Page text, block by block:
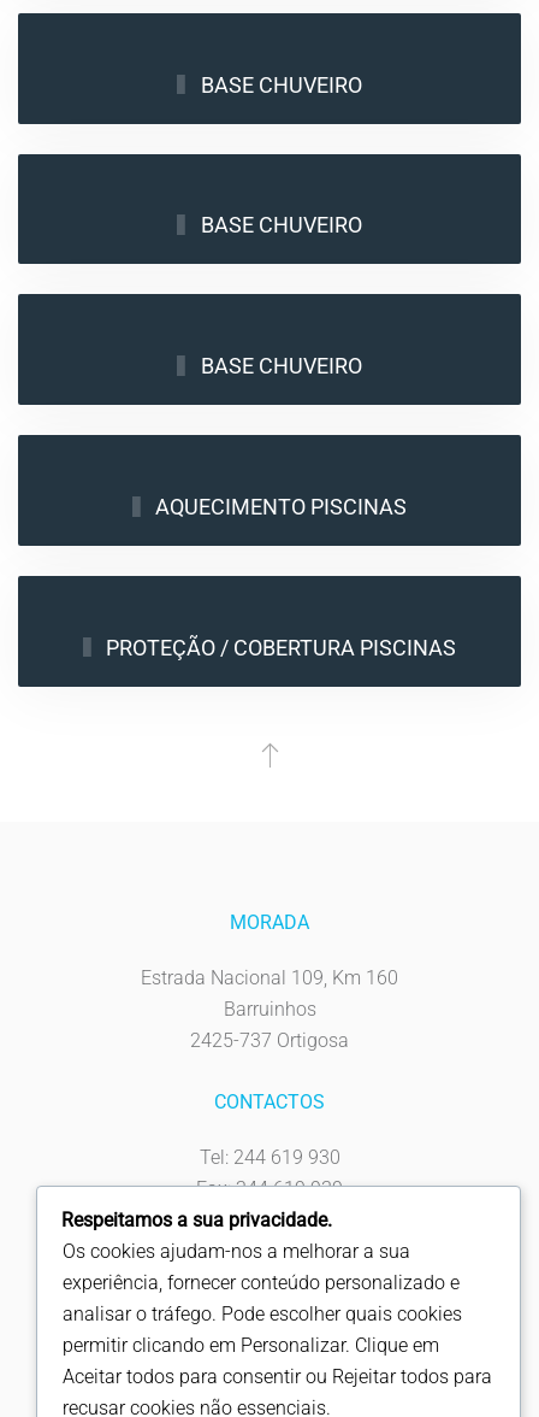
BASE CHUVEIRO
BASE CHUVEIRO
BASE CHUVEIRO
AQUECIMENTO PISCINAS
PROTEÇÃO / COBERTURA PISCINAS
MORADA
Estrada Nacional 109, Km 160
Barruinhos
2425-737 Ortigosa
CONTACTOS
Tel: 244 619 930
Fax: 244 619 939
(Chamada rede fixa nacional)
info@fapicentro.pt
SIGA-NOS
Respeitamos a sua privacidade.
Os cookies ajudam-nos a melhorar a sua
experiência, fornecer conteúdo personalizado e
analisar o tráfego. Pode escolher quais cookies
permitir clicando em Personalizar. Clique em
Aceitar todos para consentir ou Rejeitar todos para
recusar cookies não essenciais.